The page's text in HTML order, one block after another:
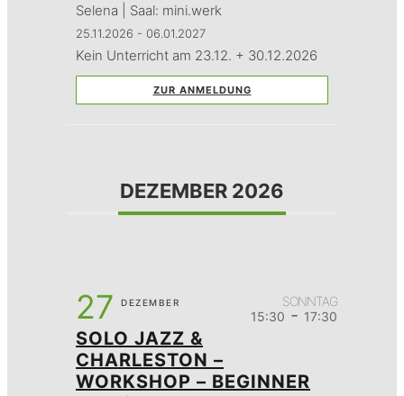
Selena | Saal: mini.werk
25.11.2026 - 06.01.2027
Kein Unterricht am 23.12. + 30.12.2026
ZUR ANMELDUNG
DEZEMBER 2026
27 DEZEMBER
SONNTAG
15:30 - 17:30
SOLO JAZZ &
CHARLESTON –
WORKSHOP – BEGINNER